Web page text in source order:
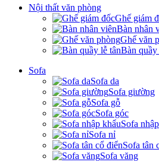
Nội thất văn phòng
Ghế giám
Bàn nhân
Ghế văn
Bàn quầy
Sofa
Sofa da
Sofa giường
Sofa gỗ
Sofa góc
Sofa
Sofa nỉ
Sofa tân
Sofa văng